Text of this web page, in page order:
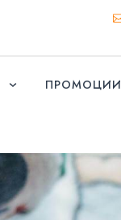
ПРОМОЦИИ